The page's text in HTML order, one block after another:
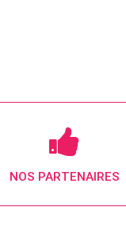
NOS PARTENAIRES